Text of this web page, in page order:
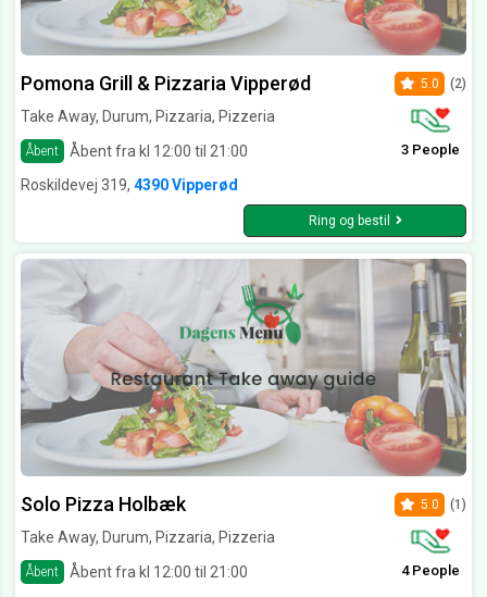
Pomona Grill & Pizzaria Vipperød
Take Away, Durum, Pizzaria, Pizzeria
Åbent Åbent fra kl 12:00 til 21:00
5.0 (2)
3 People
Roskildevej 319, 4390 Vipperød
Ring og bestil
Solo Pizza Holbæk
Take Away, Durum, Pizzaria, Pizzeria
Åbent Åbent fra kl 12:00 til 21:00
5.0 (1)
4 People